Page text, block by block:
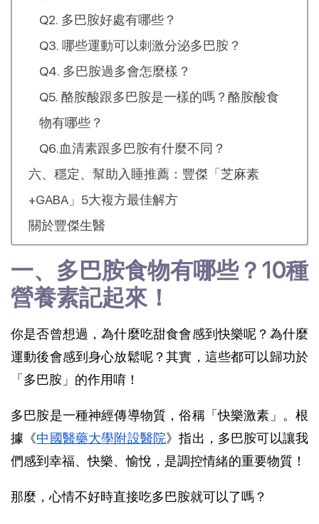
Q2. 多巴胺好處有哪些？
Q3. 哪些運動可以刺激分泌多巴胺？
Q4. 多巴胺過多會怎麼樣？
Q5. 酪胺酸跟多巴胺是一樣的嗎？酪胺酸食
物有哪些？
Q6.血清素跟多巴胺有什麼不同？
六、穩定、幫助入睡推薦：豐傑「芝麻素
+GABA」5大複方最佳解方
關於豐傑生醫
一、多巴胺食物有哪些？10種
營養素記起來！
你是否曾想過，為什麼吃甜食會感到快樂呢？為什麼
運動後會感到身心放鬆呢？其實，這些都可以歸功於
「多巴胺」的作用唷！
多巴胺是一種神經傳導物質，俗稱「快樂激素」 。根
據《中國醫藥大學附設醫院》指出，多巴胺可以讓我
們感到幸福、快樂、愉悅，是調控情緒的重要物質！
那麼，心情不好時直接吃多巴胺就可以了嗎？